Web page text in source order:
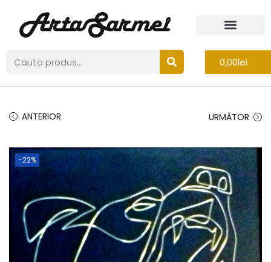
0,00lei
ANTERIOR URMĂTOR
-22%